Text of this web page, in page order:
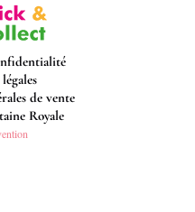
de vente
Royale